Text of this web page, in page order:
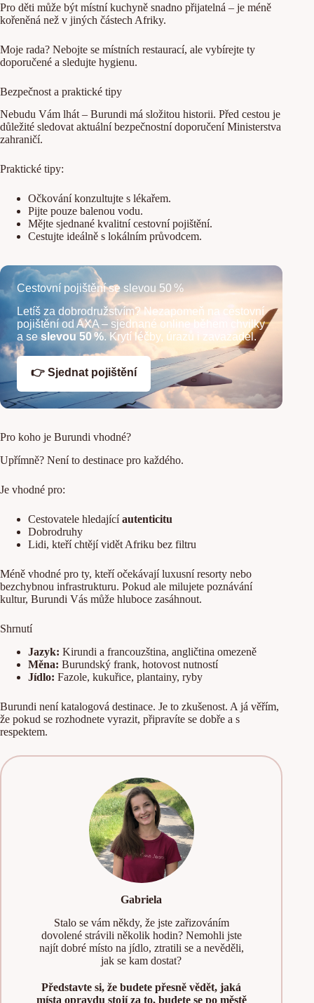
Pro děti může být místní kuchyně snadno přijatelná – je méně
kořeněná než v jiných částech Afriky.
Moje rada? Nebojte se místních restaurací, ale vybírejte ty
doporučené a sledujte hygienu.
Bezpečnost a praktické tipy
Nebudu Vám lhát – Burundi má složitou historii. Před cestou je
důležité sledovat aktuální bezpečnostní doporučení Ministerstva
zahraničí.
Praktické tipy:
Očkování konzultujte s lékařem.
Pijte pouze balenou vodu.
Mějte sjednané kvalitní cestovní pojištění.
Cestujte ideálně s lokálním průvodcem.
Cestovní pojištění se slevou 50 %
Letíš za dobrodružstvím? Nezapomeň na cestovní
pojištění od AXA – sjednané online během chvilky
a seslevou 50 %. Krytí léčby, úrazů i zavazadel.
👉 Sjednat pojištění
Pro koho je Burundi vhodné?
Upřímně? Není to destinace pro každého.
Je vhodné pro:
Cestovatele hledajícíautenticitu
Dobrodruhy
Lidi, kteří chtějí vidět Afriku bez filtru
Méně vhodné pro ty, kteří očekávají luxusní resorty nebo
bezchybnou infrastrukturu. Pokud ale milujete poznávání
kultur, Burundi Vás může hluboce zasáhnout.
Shrnutí
Jazyk: Kirundi a francouzština, angličtina omezeně
Měna: Burundský frank, hotovost nutností
Jídlo: Fazole, kukuřice, plantainy, ryby
Burundi není katalogová destinace. Je to zkušenost. A já věřím,
že pokud se rozhodnete vyrazit, připravíte se dobře a s
respektem.
Gabriela
Stalo se vám někdy, že jste zařizováním
dovolené strávili několik hodin? Nemohli jste
najít dobré místo na jídlo, ztratili se a nevěděli,
jak se kam dostat?
Představte si, že budete přesně vědět, jaká
místa opravdu stojí za to, budete se po městě